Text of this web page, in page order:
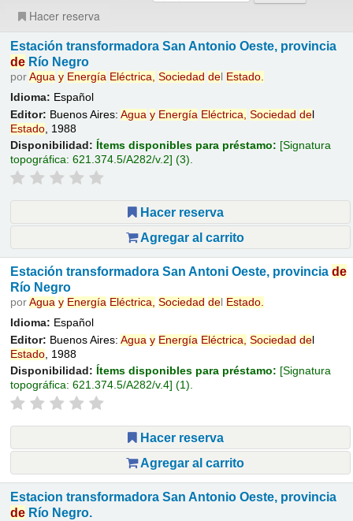
Hacer reserva
Estación transformadora San Antonio Oeste, provincia
deRío Negro
por Agua y Energía Eléctrica, Sociedad del Estado.
Idioma: Español
Editor: Buenos Aires: Agua y Energía Eléctrica, Sociedad del
Estado, 1988
Disponibilidad: Ítems disponibles para préstamo: Signatura
topográfica: 621.374.5/A282/v.2 (3).
Hacer reserva
Agregar al carrito
Estación transformadora San Antoni Oeste, provincia de
Río Negro
por Agua y Energía Eléctrica, Sociedad del Estado.
Idioma: Español
Editor: Buenos Aires: Agua y Energía Eléctrica, Sociedad del
Estado, 1988
Disponibilidad: Ítems disponibles para préstamo: Signatura
topográfica: 621.374.5/A282/v.4 (1).
Hacer reserva
Agregar al carrito
Estacion transformadora San Antonio Oeste, provincia
deRío Negro.